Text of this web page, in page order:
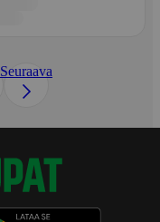
Seuraava